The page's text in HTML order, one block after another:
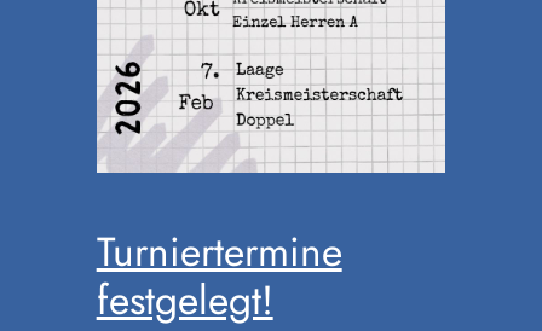
Turniertermine
festgelegt!